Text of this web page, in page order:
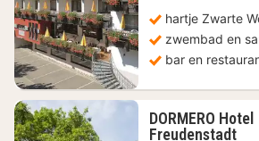
hartje Zwarte
zwembad en
bar en
DORMERO Hotel
Freudenstadt1